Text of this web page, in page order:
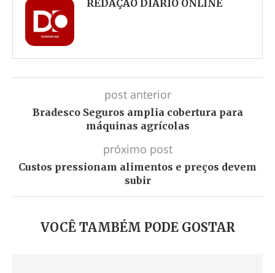
REDAÇÃO DIÁRIO ONLINE
post anterior
Bradesco Seguros amplia cobertura para
máquinas agrícolas
próximo post
Custos pressionam alimentos e preços devem
subir
VOCÊ TAMBÉM PODE GOSTAR